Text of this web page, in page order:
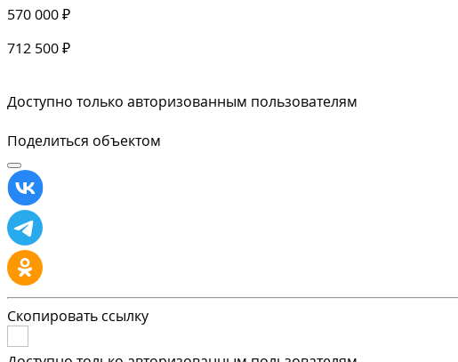
570 000 ₽
712 500 ₽
Доступно только авторизованным пользователям
Поделиться объектом
Скопировать ссылку